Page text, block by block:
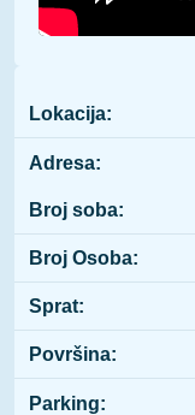
Lokacija:
Adresa:
Broj soba:
Broj Osoba:
Sprat:
Površina:
Parking: